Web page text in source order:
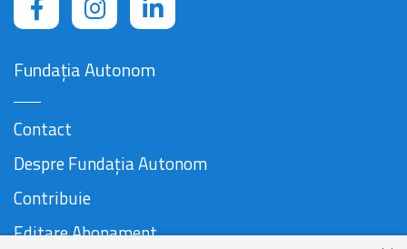
Fundația Autonom
Contact
Despre Fundația Autonom
Contribuie
Editare Abonament